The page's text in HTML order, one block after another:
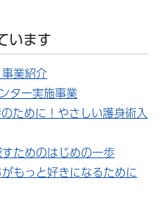
います
業紹介
ター実施事業
ために！やさしい護身術入
すためのはじめの一歩
もっと好きになるために